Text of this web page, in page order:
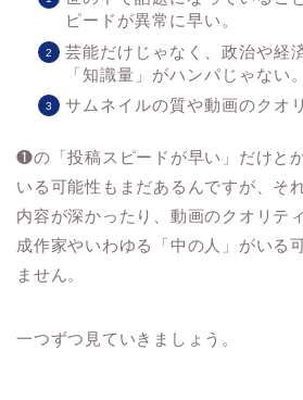
ピードが異常に早い。
芸能だけじゃなく、政治や経
「知識量」がハンパじゃない。
サムネイルの質や動画のクオ
❶の「投稿スピードが早い」だけと
いる可能性もまだあるんですが、そ
内容が深かったり、動画のクオリテ
成作家やいわゆる「中の人」がいる
ません。
一つずつ見ていきましょう。